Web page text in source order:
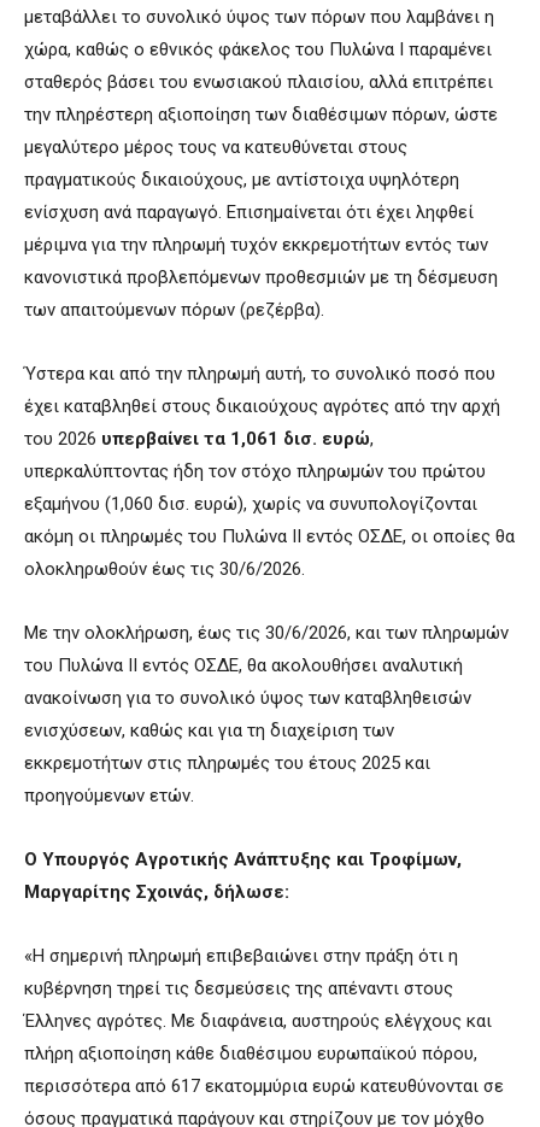
μεταβάλλει το συνολικό ύψος των πόρων που λαμβάνει η
χώρα, καθώς ο εθνικός φάκελος του Πυλώνα Ι παραμένει
σταθερός βάσει του ενωσιακού πλαισίου, αλλά επιτρέπει
την πληρέστερη αξιοποίηση των διαθέσιμων πόρων, ώστε
μεγαλύτερο μέρος τους να κατευθύνεται στους
πραγματικούς δικαιούχους, με αντίστοιχα υψηλότερη
ενίσχυση ανά παραγωγό. Επισημαίνεται ότι έχει ληφθεί
μέριμνα για την πληρωμή τυχόν εκκρεμοτήτων εντός των
κανονιστικά προβλεπόμενων προθεσμιών με τη δέσμευση
των απαιτούμενων πόρων (ρεζέρβα).
Ύστερα και από την πληρωμή αυτή, το συνολικό ποσό που
έχει καταβληθεί στους δικαιούχους αγρότες από την αρχή
του 2026 υπερβαίνει τα 1,061 δισ. ευρώ,
υπερκαλύπτοντας ήδη τον στόχο πληρωμών του πρώτου
εξαμήνου (1,060 δισ. ευρώ), χωρίς να συνυπολογίζονται
ακόμη οι πληρωμές του Πυλώνα ΙΙ εντός ΟΣΔΕ, οι οποίες θα
ολοκληρωθούν έως τις 30/6/2026.
Με την ολοκλήρωση, έως τις 30/6/2026, και των πληρωμών
του Πυλώνα ΙΙ εντός ΟΣΔΕ, θα ακολουθήσει αναλυτική
ανακοίνωση για το συνολικό ύψος των καταβληθεισών
ενισχύσεων, καθώς και για τη διαχείριση των
εκκρεμοτήτων στις πληρωμές του έτους 2025 και
προηγούμενων ετών.
Ο Υπουργός Αγροτικής Ανάπτυξης και Τροφίμων,
Μαργαρίτης Σχοινάς, δήλωσε:
«Η σημερινή πληρωμή επιβεβαιώνει στην πράξη ότι η
κυβέρνηση τηρεί τις δεσμεύσεις της απέναντι στους
Έλληνες αγρότες. Με διαφάνεια, αυστηρούς ελέγχους και
πλήρη αξιοποίηση κάθε διαθέσιμου ευρωπαϊκού πόρου,
περισσότερα από 617 εκατομμύρια ευρώ κατευθύνονται σε
όσους πραγματικά παράγουν και στηρίζουν με τον μόχθο